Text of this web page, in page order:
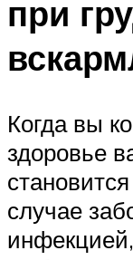
при
Когда вы
здоровье
случае